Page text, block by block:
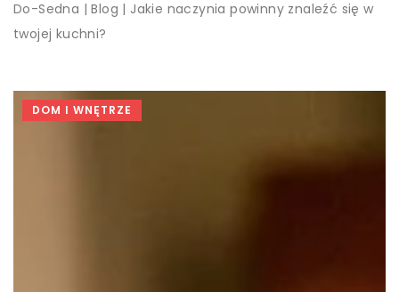
Do-Sedna |Blog | Jakie naczynia powinny znaleźć się w
twojej kuchni?
DOM I WNĘTRZE